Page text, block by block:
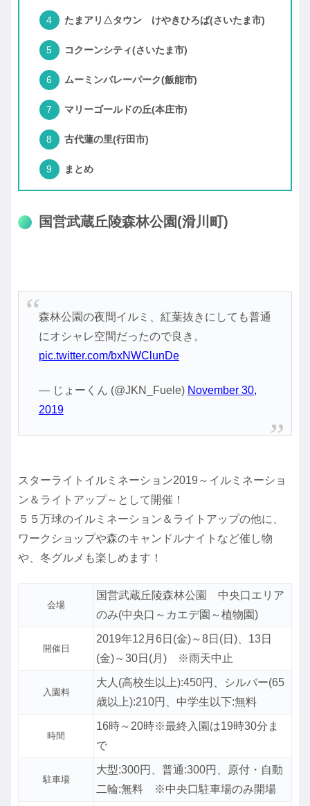
たまアリ△タウン けやきひろば(さいたま市)
コクーンシティ(さいたま市)
ムーミンバレーパーク(飯能市)
マリーゴールドの丘(本庄市)
古代蓮の里(行田市)
まとめ
国営武蔵丘陵森林公園(滑川町)
森林公園の夜間イルミ、紅葉抜きにしても普通
にオシャレ空間だったので良き。
pic.twitter.com/bxNWClunDe
— じょーくん (@JKN_Fuele) November 30,
2019
スターライトイルミネーション2019～イルミネーショ
ン＆ライトアップ～として開催！
５５万球のイルミネーション＆ライトアップの他に、
ワークショップや森のキャンドルナイトなど催し物
や、冬グルメも楽しめます！
会場
国営武蔵丘陵森林公園 中央口エリア
のみ(中央口～カエデ園～植物園)
開催日
2019年12月6日(金)～8日(日)、13日
(金)～30日(月) ※雨天中止
入園料
大人(高校生以上):450円、シルバー(65
歳以上):210円、中学生以下:無料
時間
16時～20時※最終入園は19時30分ま
で
駐車場
大型:300円、普通:300円、原付・自動
二輪:無料 ※中央口駐車場のみ開場